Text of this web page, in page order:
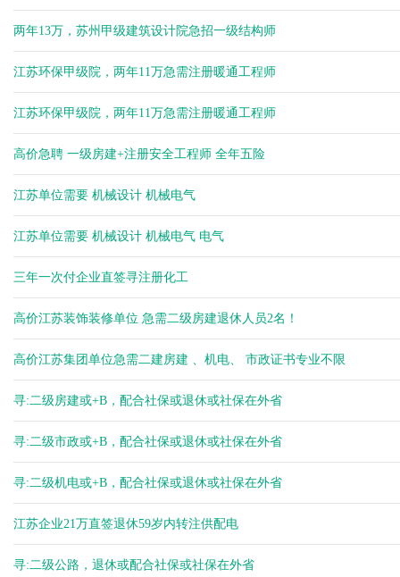
两年13万，苏州甲级建筑设计院急招一级结构师
江苏环保甲级院，两年11万急需注册暖通工程师
江苏环保甲级院，两年11万急需注册暖通工程师
高价急聘 一级房建+注册安全工程师 全年五险
江苏单位需要 机械设计 机械电气
江苏单位需要 机械设计 机械电气 电气
三年一次付企业直签寻注册化工
高价江苏装饰装修单位 急需二级房建退休人员2名！
高价江苏集团单位急需二建房建 、机电、 市政证书专业不限
寻:二级房建或+B，配合社保或退休或社保在外省
寻:二级市政或+B，配合社保或退休或社保在外省
寻:二级机电或+B，配合社保或退休或社保在外省
江苏企业21万直签退休59岁内转注供配电
寻:二级公路，退休或配合社保或社保在外省